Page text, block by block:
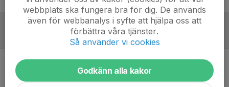
Inget referat skrivet
webbplats ska fungera bra för dig. De används
även för webbanalys i syfte att hjälpa oss att
förbättra våra tjänster.
Så använder vi cookies
Godkänn alla kakor